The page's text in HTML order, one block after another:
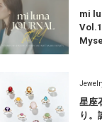
mi
星座
り。